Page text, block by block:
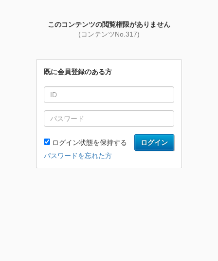
このコンテンツの閲覧権限がありません
(コンテンツNo.317)
既に会員登録のある方
ログイン
ログイン状態を保持する
パスワードを忘れた方